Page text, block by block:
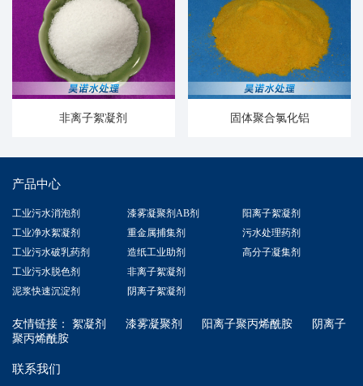
非离子絮凝剂 固体聚合氯化铝
产品中心
工业污水消泡剂
工业净水絮凝剂
工业污水破乳药剂
工业污水脱色剂
泥浆快速沉淀剂
漆雾凝聚剂AB剂
重金属捕集剂
造纸工业助剂
非离子絮凝剂
阴离子絮凝剂
阳离子絮凝剂
污水处理药剂
高分子凝集剂
友情链接： 絮凝剂 漆雾凝聚剂 阳离子聚丙烯酰胺
阴离子
聚丙烯酰胺
联系我们